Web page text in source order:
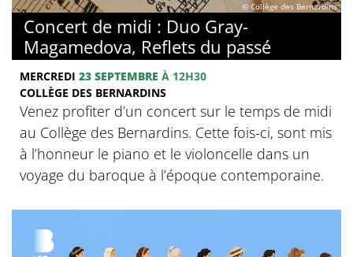
© Collège des Bernardins
Concert de midi : Duo Gray-
Magamedova, Reflets du passé
MERCREDI 23 SEPTEMBRE À 12H30
COLLÈGE DES BERNARDINS
Venez profiter d’un concert sur le temps de midi
au Collège des Bernardins. Cette fois-ci, sont mis
à l’honneur le piano et le violoncelle dans un
voyage du baroque à l’époque contemporaine.